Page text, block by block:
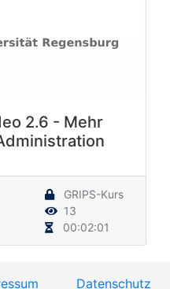
2.6 - Mehr
GRIPS-Kurs
13
00:02:01
Datenschutz